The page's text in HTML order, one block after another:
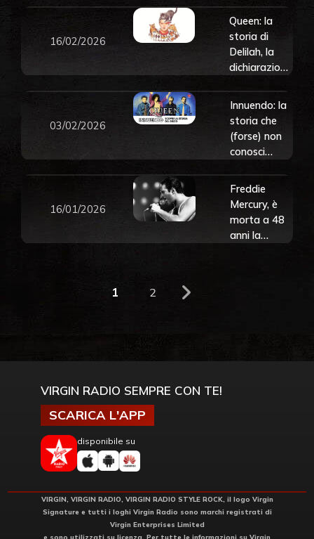
Mercury con
i Queen
16/02/2026
Queen: la
storia di
Delilah, la
dichiarazione
Freddie
Mercury per
la sua
gattina
03/02/2026
Innuendo: la
storia che
(forse) non
conosci
capolavoro
dei Queen
con Freddie
Mercury
16/01/2026
Freddie
Mercury, è
morta a 48
anni la
1 2
VIRGIN RADIO SEMPRE CON TE!
SCARICA L'APP
disponibile su
VIRGIN, VIRGIN RADIO, VIRGIN RADIO STYLE ROCK, il logo Virgin
Signature e tutti i loghi Virgin Radio sono marchi registrati di
Virgin Enterprises Limited
e sono utilizzati su licenza. Per tutte le informazioni su Virgin